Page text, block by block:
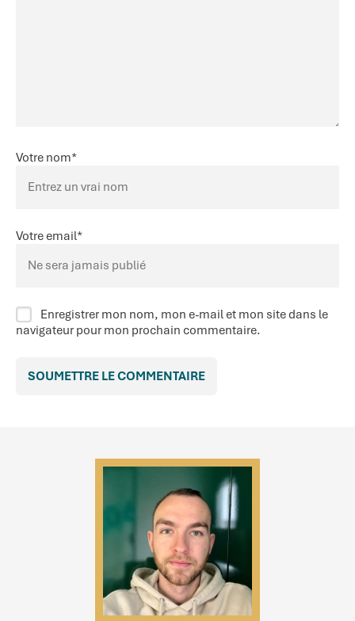
Votre nom*
Votre email*
Enregistrer mon nom, mon e-mail et mon site dans le
navigateur pour mon prochain commentaire.